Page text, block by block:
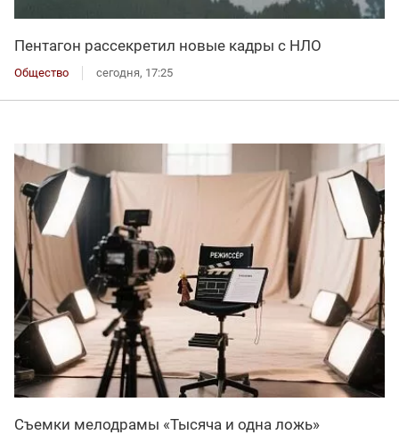
Пентагон рассекретил новые кадры с НЛО
Общество сегодня, 17:25
Съемки мелодрамы «Тысяча и одна ложь»